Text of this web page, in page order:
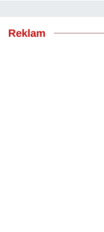
Reklam